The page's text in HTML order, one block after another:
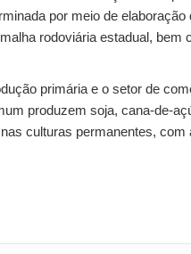
por meio de elaboração
rodoviária estadual, bem
primária e o setor de
produzem soja, cana-de-
culturas permanentes, com